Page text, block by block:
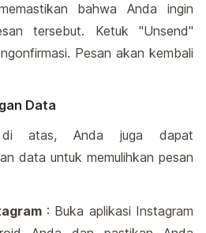
bahwa Anda ingin
tersebut. Ketuk "Unsend"
Pesan akan kembali
Data
di atas, Anda juga dapat
data untuk memulihkan pesan
: Buka aplikasi Instagram